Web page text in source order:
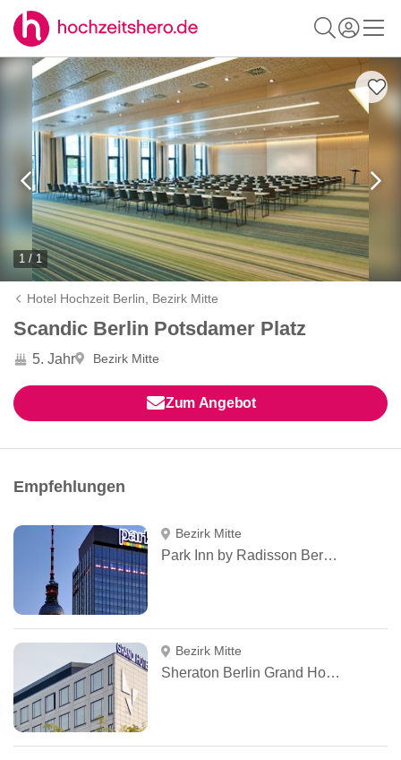
1 / 1
Hotel Hochzeit Berlin, Bezirk Mitte
Scandic Berlin Potsdamer Platz
5. Jahr Bezirk Mitte
Zum Angebot
Empfehlungen
Bezirk Mitte
Park Inn by Radisson Berlin Alexanderplatz
Bezirk Mitte
Sheraton Berlin Grand Hotel Esplanade